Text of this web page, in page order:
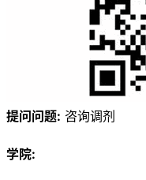
提问问题: 咨询调剂
学院: